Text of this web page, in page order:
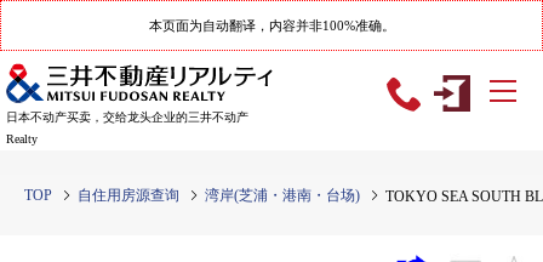
本页面为自动翻译，内容并非100%准确。
日本不动产买卖，交给龙头企业的三井不动产
Realty
TOP 自住用房源查询 湾岸(芝浦・港南・台场) TOKYO SEA SOUTH